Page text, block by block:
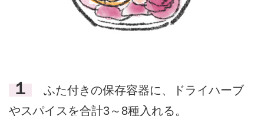
１
ふた付きの保存容器に、ドライハーブ
やスパイスを合計3～8種入れる。